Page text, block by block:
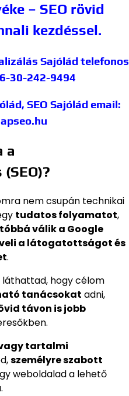
– SEO rövid
kezdéssel.
Sajóládtelefonos
30-242-9494
SEO Sajólád email:
a
nem csupán technikai
tudatos folyamatot,
válik a Google
a látogatottságot és
.
láthattad, hogy célom
tanácsokat adni,
távon is jobb
tartalmi
személyre szabott
weboldalad a lehető